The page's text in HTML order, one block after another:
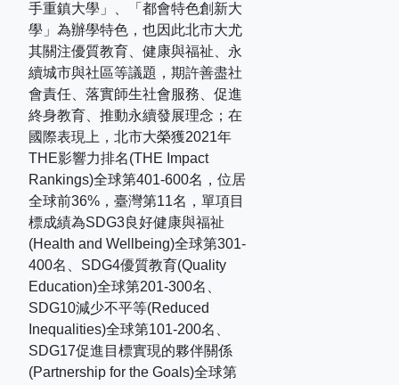
手重鎮大學」、「都會特色創新大
學」為辦學特色，也因此北市大尤
其關注優質教育、健康與福祉、永
續城市與社區等議題，期許善盡社
會責任、落實師生社會服務、促進
終身教育、推動永續發展理念；在
國際表現上， 北市大榮獲2021年
THE影響力排名(THE Impact
Rankings)全球第401-600名，位居
全球前36% ，臺灣第11名，單項目
標成績為SDG3良好健康與福祉
(Health and Wellbeing)全球第301-
400名、 SDG4優質教育(Quality
Education)全球第201-300名、
SDG10減少不平等(Reduced
Inequalities)全球第101-200名、
SDG17促進目標實現的夥伴關係
(Partnership for the Goals)全球第